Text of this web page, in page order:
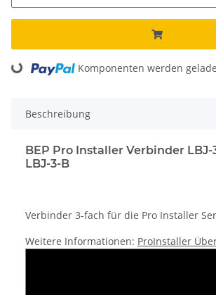
Loading... Komponenten werden
Beschreibung
BEP Pro Installer Verbinder LBJ-
LBJ-3-B
Verbinder 3-fach für die Pro Installer
Weitere Informationen: ProInstaller